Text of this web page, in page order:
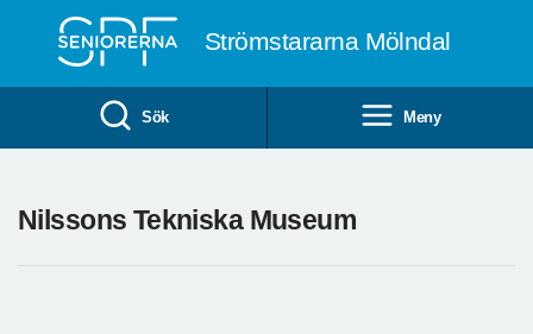
Strömstararna Mölndal
Sök Meny
Nilssons Tekniska Museum